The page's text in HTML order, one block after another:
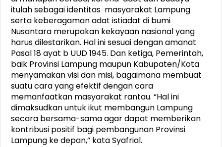
itulah sebagai identitas masyarakat Lampung
serta keberagaman adat istiadat di bumi
Nusantara merupakan kekayaan nasional yang
harus dilestarikan. Hal ini sesuai dengan amanat
Pasal 18 ayat b UUD 1945. Dan ketiga, Pemerintah,
baik Provinsi Lampung maupun Kabupaten/Kota
menyamakan visi dan misi, bagaimana membuat
suatu cara yang efektif dengan cara
memanfaatkan masyarakat rantau. “Hal ini
dimaksudkan untuk ikut membangun Lampung
secara bersama-sama agar dapat memberikan
kontribusi positif bagi pembangunan Provinsi
Lampung ke depan,” kata Syafrial.